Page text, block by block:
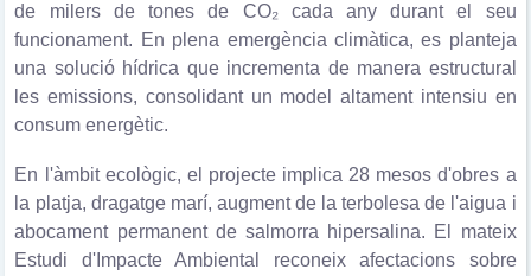
de milers de tones de CO₂ cada any durant el seu
funcionament. En plena emergència climàtica, es planteja
una solució hídrica que incrementa de manera estructural
les emissions, consolidant un model altament intensiu en
consum energètic.
En l'àmbit ecològic, el projecte implica 28 mesos d'obres a
la platja, dragatge marí, augment de la terbolesa de l'aigua i
abocament permanent de salmorra hipersalina. El mateix
Estudi d'Impacte Ambiental reconeix afectacions sobre